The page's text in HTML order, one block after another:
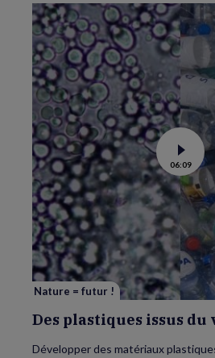
Voir
la
vidéo
de
Des
du
vivant
06:09
Nature = futur !
Des plastiques issus du
Développer des matériaux